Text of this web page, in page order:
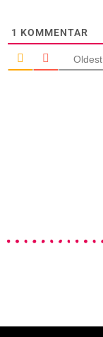
1 KOMMENTAR
Oldest